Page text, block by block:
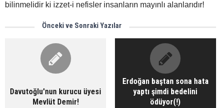
bilinmelidir ki izzet-i nefisler insanların mayınlı alanlarıdır!
Önceki ve Sonraki Yazılar
Davutoğlu'nun kurucu üyesi
Mevlüt Demir!
Erdoğan baştan sona hata
yaptı şimdi bedelini
ödüyor(!)